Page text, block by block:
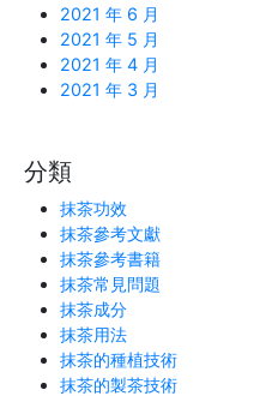
2021 年 6 月
2021 年 5 月
2021 年 4 月
2021 年 3 月
分類
抹茶功效
抹茶參考文獻
抹茶參考書籍
抹茶常見問題
抹茶成分
抹茶用法
抹茶的種植技術
抹茶的製茶技術